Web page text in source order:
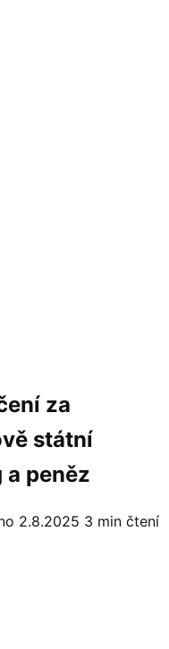
za
státní
peněz
2.8.2025 3 min čtení